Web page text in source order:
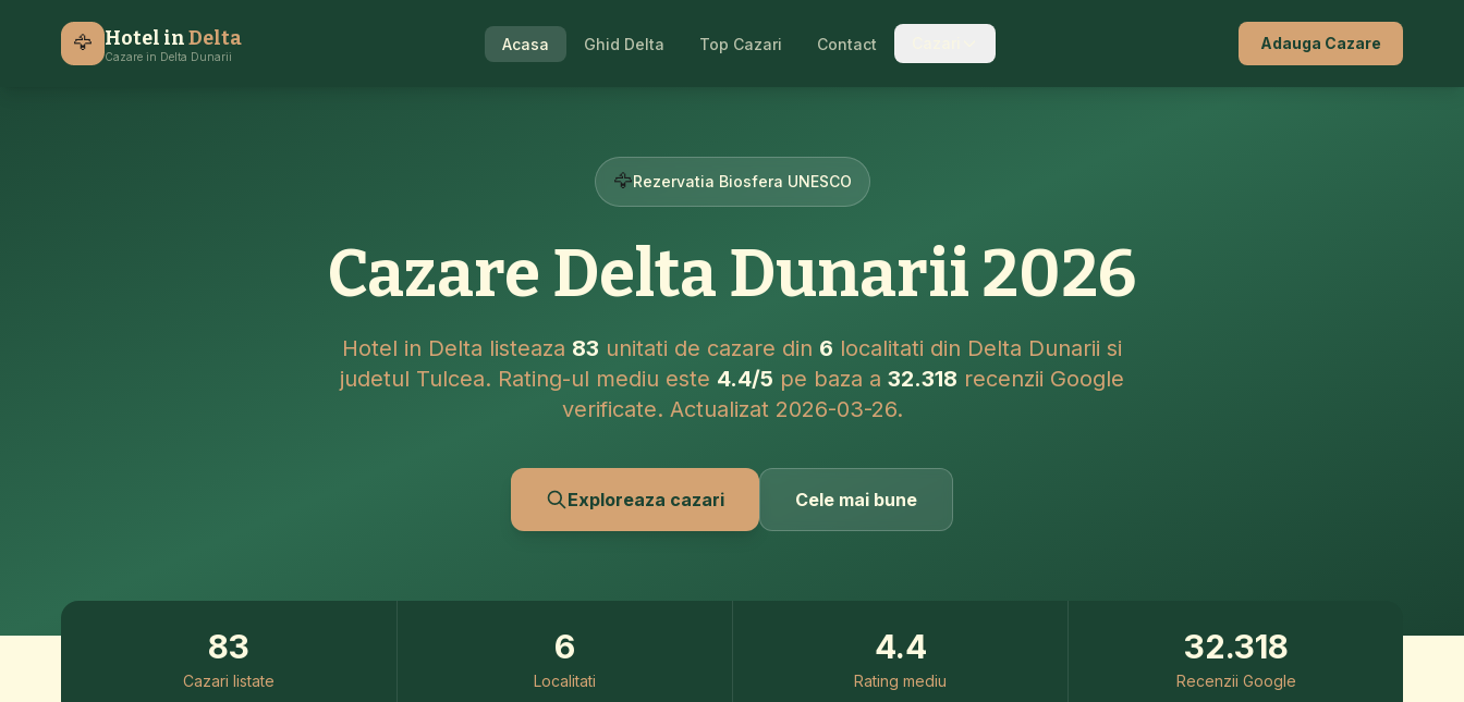
🦅 Hotel inDelta
Cazare in Delta Dunarii
Acasa Ghid Delta Top Cazari Contact Adauga Cazare
🦅Rezervatia Biosfera UNESCO
Cazare Delta Dunarii 2026
Hotel in Delta listeaza 83 unitati de cazare din 6 localitati din Delta Dunarii si
judetul Tulcea. Rating-ul mediu este 4.4/5 pe baza a 32.318 recenzii Google
verificate. Actualizat 2026-03-26.
Exploreaza cazari Cele mai bune
83
Cazari listate
6
Localitati
4.4
Rating mediu
32.318
Recenzii Google